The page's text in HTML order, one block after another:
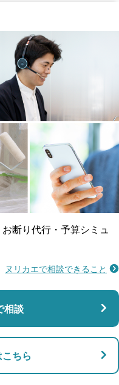
対応
断り代行・予算シミュ
ヌリカエで相談できること
相談
ちら